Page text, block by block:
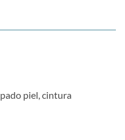
piel, cintura